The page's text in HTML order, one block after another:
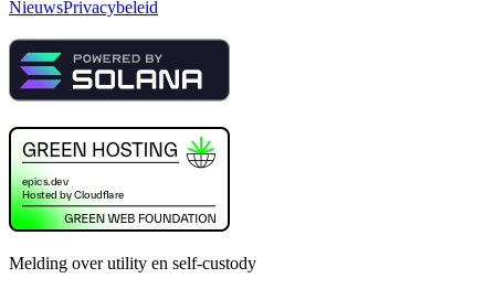
NieuwsPrivacybeleid
Melding over utility en self-custody